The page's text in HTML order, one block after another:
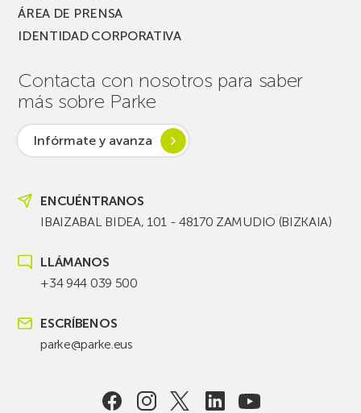
ÁREA DE PRENSA
IDENTIDAD CORPORATIVA
Contacta con nosotros para saber
más sobre Parke
Infórmate y avanza
ENCUÉNTRANOS
IBAIZABAL BIDEA, 101 - 48170 ZAMUDIO (BIZKAIA)
LLÁMANOS
+34 944 039 500
ESCRÍBENOS
parke@parke.eus